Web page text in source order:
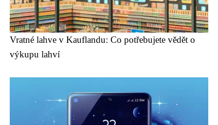
Vratné lahve v Kauflandu: Co potřebujete vědět o
výkupu lahví